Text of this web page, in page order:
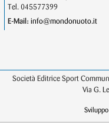
Tel. 045577399
E-Mail: info@mondonuoto.it
Società Editrice Sport
Via G.